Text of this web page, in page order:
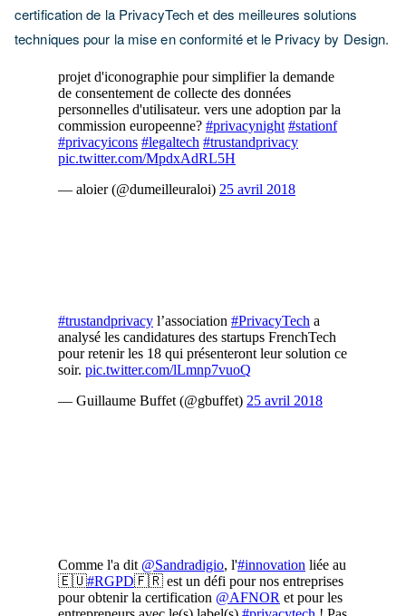
certification de la PrivacyTech et des meilleures solutions
techniques pour la mise en conformité et le Privacy by Design.